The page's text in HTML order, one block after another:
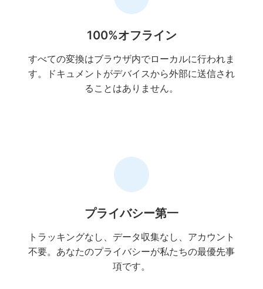
100%オフライン
すべての変換はブラウザ内でローカルに行われま
す。ドキュメントがデバイスから外部に送信され
ることはありません。
プライバシー第一
トラッキングなし、データ収集なし、アカウント
不要。あなたのプライバシーが私たちの最優先事
項です。